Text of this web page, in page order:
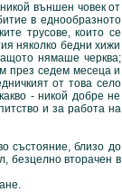
външен човек от
в еднообразното
трусове, които се
няколко бедни хижи
нямаше черква;
през седем месеца и
от това село
- никой добре не
и за работа на
състояние, близо до
безцелно вторачен в